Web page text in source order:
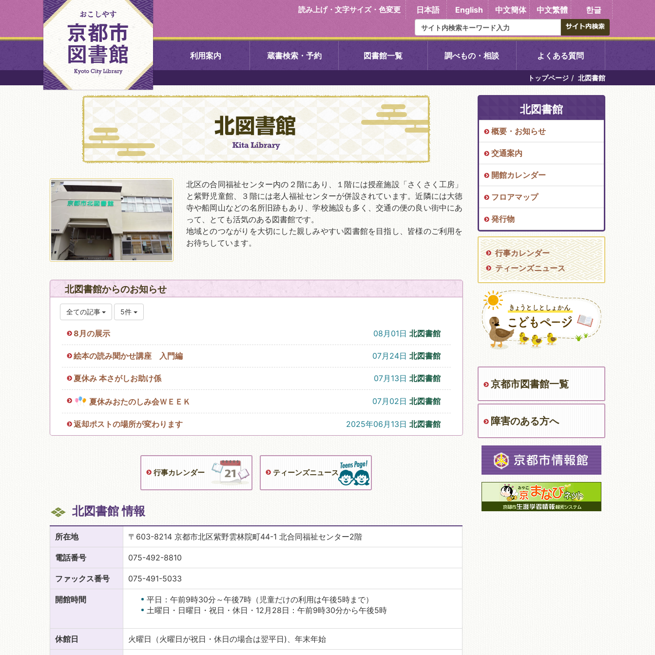
読み上げ・文字サイズ・色変更 日本語 English 中文簡体 中文繁體 한글
利用案内 蔵書検索・予約 図書館一覧
中央図書館 右京中央図書館 伏見中央図書館 醍醐中央図書館
北図書館 左京図書館 岩倉図書館 東山図書館
山科図書館 下京図書館 南図書館 吉祥院図書館
書館
向島図書館
醍醐図書館 久我のもり図書館
こどもみらい館子育て図
コミュニティプラザ深草
図書館
移動図書館
調べもの・相談 よくある質問
トップページ 北図書館
北区の合同福祉センター内の２階にあり、１階には授産施設「さくさく工房」
と紫野児童館、３階には老人福祉センターが併設されています。近隣には大徳
寺や船岡山などの名所旧跡もあり、学校施設も多く、交通の便の良い街中にあ
って、とても活気のある図書館です。
地域とのつながりを大切にした親しみやすい図書館を目指し、皆様のご利用を
お待ちしています。
北図書館からのお知らせ
全ての記事 5件
8月の展示 08月01日 北図書館
絵本の読み聞かせ講座 入門編 07月24日 北図書館
夏休み 本さがしお助け係 07月13日 北図書館
夏休みおたのしみ会ＷＥＥＫ 07月02日 北図書館
返却ポストの場所が変わります 2025年06月13日 北図書館
行事カレンダー ティーンズニュース
北図書館 情報
所在地 〒603-8214 京都市北区紫野雲林院町44-1 北合同福祉センター2階
電話番号 075-492-8810
ファックス番号 075-491-5033
開館時間
平日：午前9時30分～午後7時（児童だけの利用は午後5時まで）
土曜日・日曜日・祝日・休日・12月28日：午前9時30分から午後5時
休館日 火曜日（火曜日が祝日・休日の場合は翌平日)、年末年始
北図書館
概要・お知らせ
交通案内
開館カレンダー
フロアマップ
発行物
行事カレンダー
ティーンズニュース
京都市図書館一覧
障害のある方へ